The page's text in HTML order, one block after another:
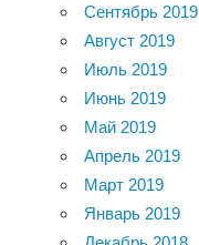
Сентябрь 2019
Август 2019
Июль 2019
Июнь 2019
Май 2019
Апрель 2019
Март 2019
Январь 2019